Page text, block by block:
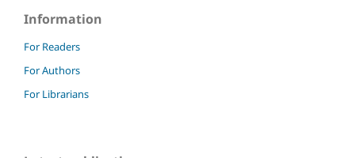
Information
For Readers
For Authors
For Librarians